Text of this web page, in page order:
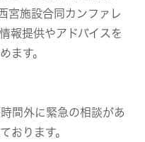
宮施設合同カンファレ
報提供やアドバイスを
ます。
間外に緊急の相談があ
おります。